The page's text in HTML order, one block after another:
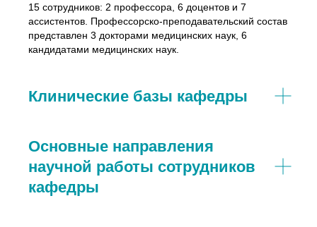
15 сотрудников: 2 профессора, 6 доцентов и 7
ассистентов. Профессорско-преподавательский состав
представлен 3 докторами медицинских наук, 6
кандидатами медицинских наук.
Клинические базы кафедры
Основные направления
научной работы сотрудников
кафедры